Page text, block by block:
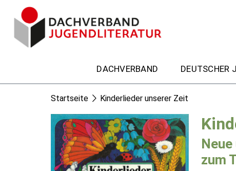
DACHVERBAND DEUTSCHER
Startseite Kinderlieder unserer Zeit
zum